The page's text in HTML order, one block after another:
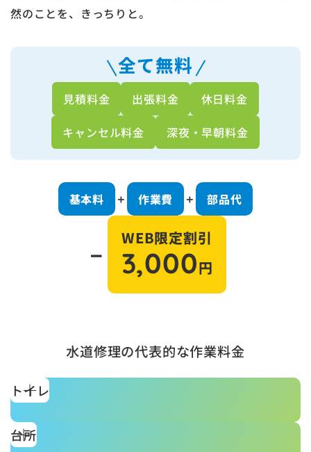
然のことを、きっちりと。
見積料金 出張料金
休日料金
キャンセル料金
深夜・早朝料金
全て無料
基本料 ＋ 作業費 ＋ 部品代
－
WEB限定割引
3,000円
水道修理の代表的な作業料金
トイレ
台所